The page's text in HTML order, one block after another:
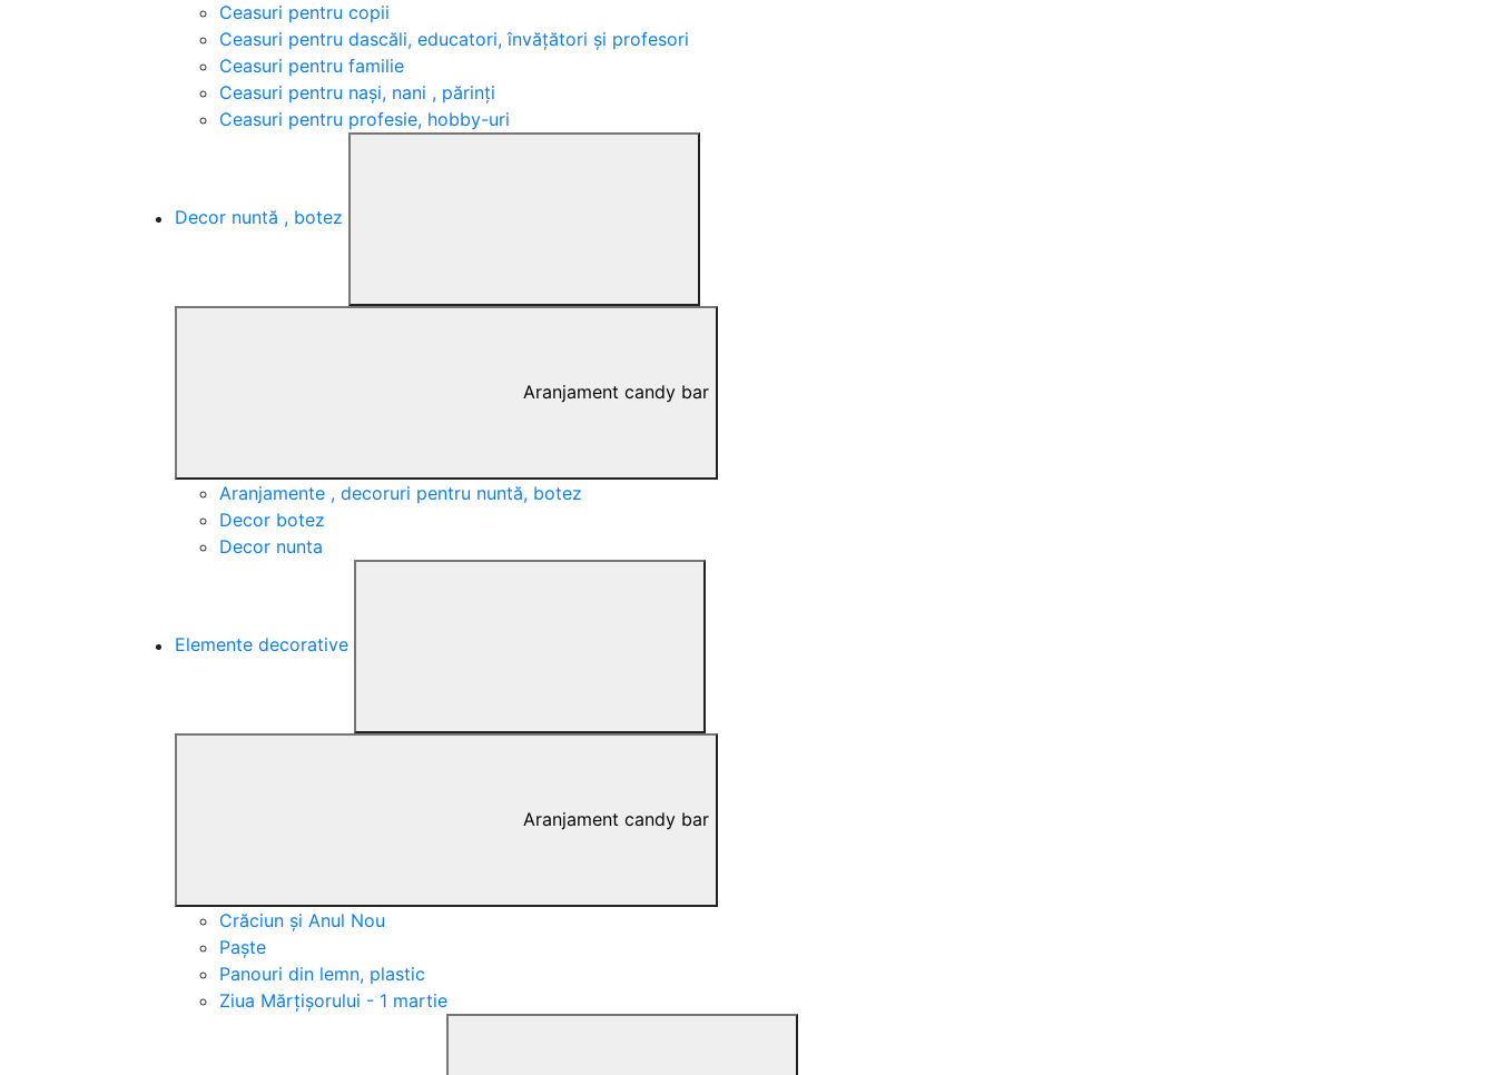
Ceasuri pentru copii
Ceasuri pentru dascăli, educatori, învățători și profesori
Ceasuri pentru familie
Ceasuri pentru nași, nani , părinți
Ceasuri pentru profesie, hobby-uri
Decor nuntă , botez
Aranjament candy bar
Aranjamente , decoruri pentru nuntă, botez
Decor botez
Decor nunta
Elemente decorative
Aranjament candy bar
Crăciun și Anul Nou
Paște
Panouri din lemn, plastic
Ziua Mărțișorului - 1 martie